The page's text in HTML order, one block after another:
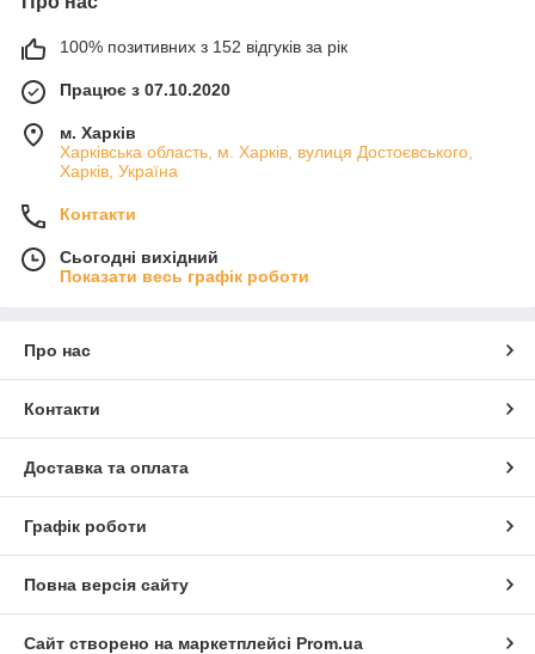
100% позитивних з 152 відгуків за рік
Працює з 07.10.2020
м. Харків
Харківська область, м. Харків, вулиця Достоєвського,
Харків, Україна
Контакти
Сьогодні вихідний
Показати весь графік роботи
Про нас
Контакти
Доставка та оплата
Графік роботи
Повна версія сайту
Сайт створено на маркетплейсі Prom.ua